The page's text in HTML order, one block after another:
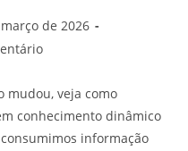
de 2026
mudou, veja como
conhecimento dinâmico
informação